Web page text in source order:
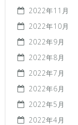
2022年11月
2022年10月
2022年9月
2022年8月
2022年7月
2022年6月
2022年5月
2022年4月